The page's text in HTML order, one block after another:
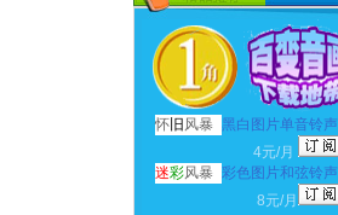
怀 旧 风暴
黑白图片单音铃声
4元/月
迷彩风暴 彩色图片和弦铃声
8元/月